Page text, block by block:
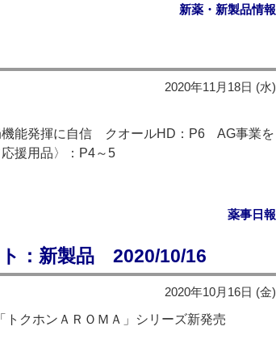
新薬・新製品情報
2020年11月18日 (水)
能発揮に自信 クオールHD：P6 AG事業を
援用品〉：P4～5
薬事日報
：新製品 2020/10/16
2020年10月16日 (金)
トクホンＡＲＯＭＡ」シリーズ新発売